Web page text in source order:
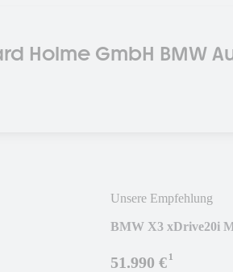
Holme GmbH BMW
Unsere Empfehlung
BMW X3 xDrive20i
51.990 €¹